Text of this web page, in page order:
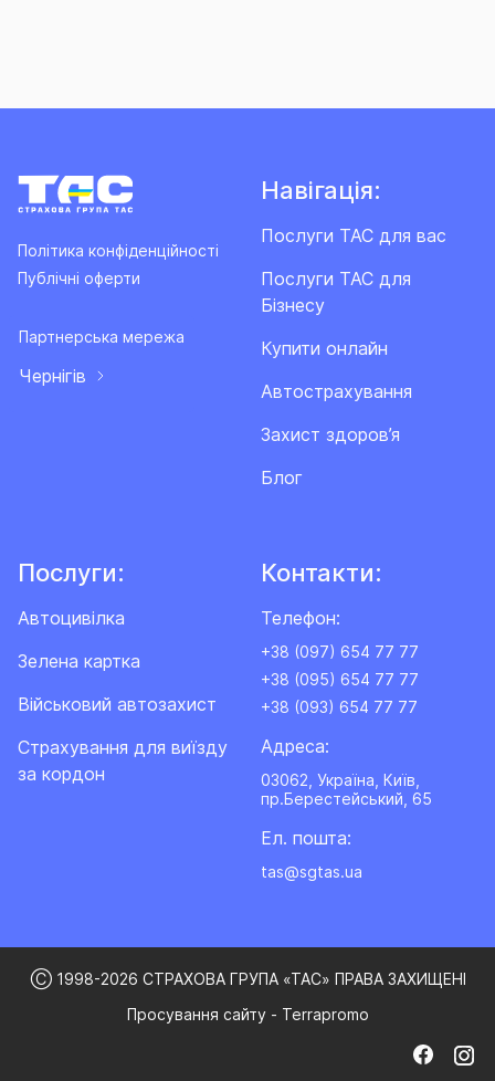
Політика конфіденційності
Публічні оферти
Партнерська мережа
Чернігів
Навігація:
Послуги ТАС для вас
Послуги ТАС для
Бізнесу
Купити онлайн
Автострахування
Захист здоров’я
Блог
Послуги:
Автоцивілка
Зелена картка
Військовий автозахист
Cтрахування для виїзду
за кордон
Контакти:
Телефон:
+38 (097) 654 77 77
+38 (095) 654 77 77
+38 (093) 654 77 77
Адреса:
03062, Україна, Київ,
пр.Берестейський, 65
Ел. пошта:
tas@sgtas.ua
Ⓒ 1998-2026 СТРАХОВА ГРУПА «ТАС» ПРАВА ЗАХИЩЕНІ
Просування сайту - Terrapromo